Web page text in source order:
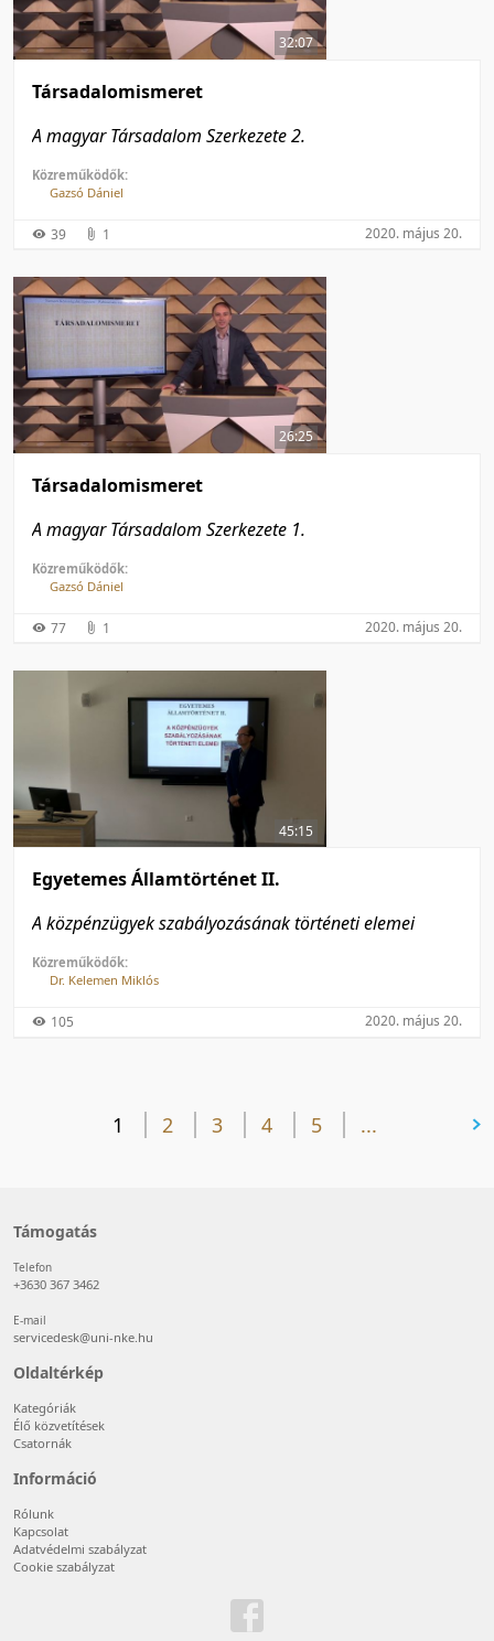
32:07
Társadalomismeret
A magyar Társadalom Szerkezete 2.
Közreműködők:
Gazsó Dániel
39 1 2020. május 20.
26:25
Társadalomismeret
A magyar Társadalom Szerkezete 1.
Közreműködők:
Gazsó Dániel
77 1 2020. május 20.
45:15
Egyetemes Államtörténet II.
A közpénzügyek szabályozásának történeti elemei
Közreműködők:
Dr. Kelemen Miklós
105 2020. május 20.
1 2 3 4 5 ...
Támogatás
Telefon
+3630 367 3462
E-mail
servicedesk@uni-nke.hu
Oldaltérkép
Kategóriák
Élő közvetítések
Csatornák
Információ
Rólunk
Kapcsolat
Adatvédelmi szabályzat
Cookie szabályzat